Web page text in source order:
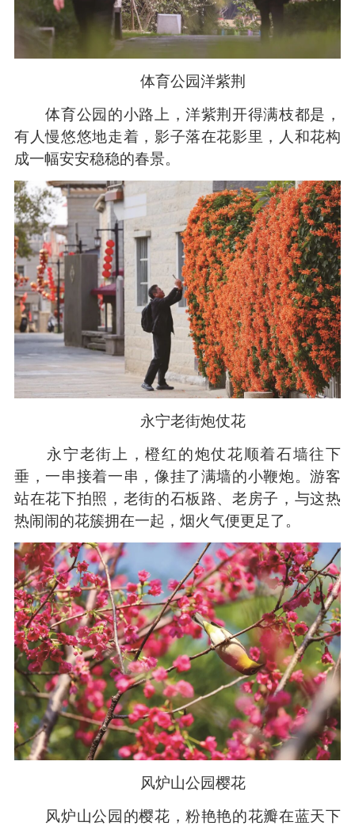
体育公园洋紫荆
体育公园的小路上，洋紫荆开得满枝都是，
有人慢悠悠地走着，影子落在花影里，人和花构
成一幅安安稳稳的春景。
永宁老街炮仗花
永宁老街上，橙红的炮仗花顺着石墙往下
垂，一串接着一串，像挂了满墙的小鞭炮。游客
站在花下拍照，老街的石板路、老房子，与这热
热闹闹的花簇拥在一起，烟火气便更足了。
风炉山公园樱花
风炉山公园的樱花，粉艳艳的花瓣在蓝天下